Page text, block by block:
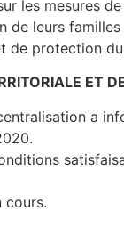
les mesures
de leurs familles
de protection
ET
a
cours.